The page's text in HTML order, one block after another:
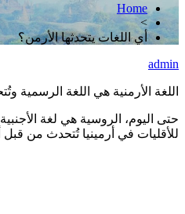
Home
>
أي اللغات يتحدثها الأرمن؟
admin
اللغة الأرمنية هي اللغة
حتى اليوم، الروسية هي لغة
للأقليات في أرمينيا تُتحدث من قبل